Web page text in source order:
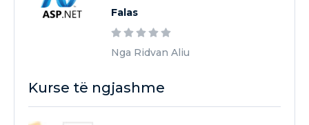
Kurse të ngjashme
Falas
Nga Ridvan Aliu